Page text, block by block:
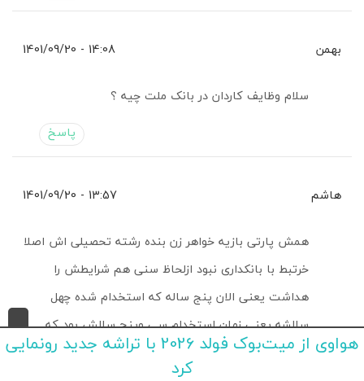
بهمن 14:08 - 1401/09/20
سلام وظایف کاردان در بانک ملت چیه ؟
پاسخ
هاشم 13:57 - 1401/09/20
همش پارتی بازیه خواهر زن بنده رشته تحصیلی اش اصلا
خرتبط با بانکداری نبود ازلحاظ سنی هم شرایطش را
هداشت یعنی الان پنج ساله که استخدام شده چهل
سالشه یعنی زمان استخدام سی وپنج سالش بود که
توسط معرفش به به ریاست اونجا معرفی شد وبعد از
هواوی از میت‌بوک فولد 2026 با تراشه جدید رونمایی
کرد